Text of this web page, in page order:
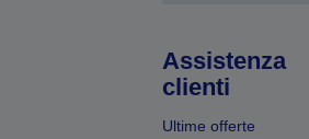
Assistenza
clienti
Ultime offerte